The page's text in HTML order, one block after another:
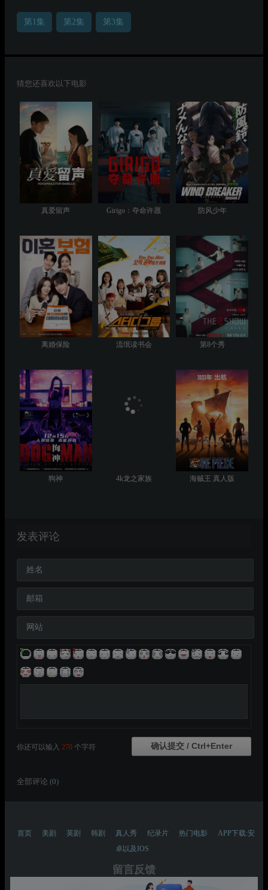
第1集 第2集 第3集
猜您还喜欢以下电影
真爱留声 Girigo：夺命许愿 防风少年
离婚保险 流氓读书会 第8个秀
狗神 4k龙之家族 海贼王 真人版
发表评论
姓名
邮箱
网站
你还可以输入 270 个字符
全部评论 (0)
首页 美剧 英剧 韩剧 真人秀 纪录片 热门电影
APP下载:安
卓以及IOS
留言反馈